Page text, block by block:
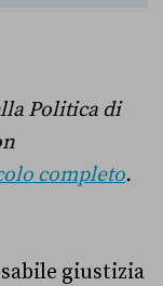
Politica di
completo.
giustizia